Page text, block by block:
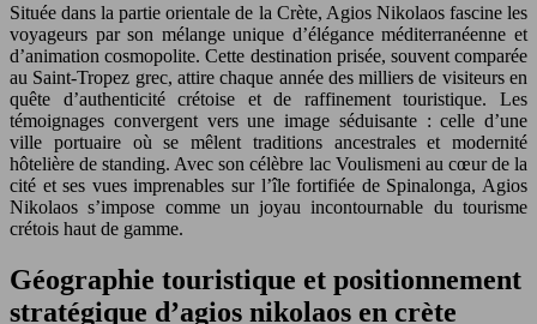
Située dans la partie orientale de la Crète, Agios Nikolaos fascine les
voyageurs par son mélange unique d’élégance méditerranéenne et
d’animation cosmopolite. Cette destination prisée, souvent comparée
au Saint-Tropez grec, attire chaque année des milliers de visiteurs en
quête d’authenticité crétoise et de raffinement touristique. Les
témoignages convergent vers une image séduisante : celle d’une
ville portuaire où se mêlent traditions ancestrales et modernité
hôtelière de standing. Avec son célèbre lac Voulismeni au cœur de la
cité et ses vues imprenables sur l’île fortifiée de Spinalonga, Agios
Nikolaos s’impose comme un joyau incontournable du tourisme
crétois haut de gamme.
Géographie touristique et positionnement
stratégique d’agios nikolaos en crète